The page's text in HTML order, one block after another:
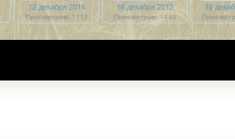
12 декабря 2016
Просмотров: 1112
16 декабря 2012
Просмотров:1443
16